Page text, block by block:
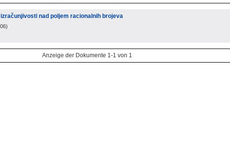
nad poljem racionalnih brojeva
)
Anzeige der Dokumente 1-1 von 1